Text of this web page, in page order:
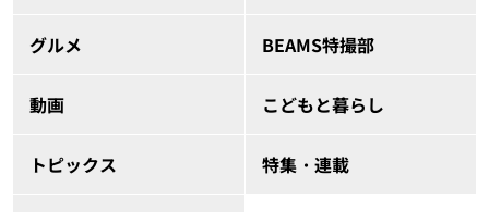
グルメ BEAMS特撮部
動画 こどもと暮らし
トピックス 特集・連載